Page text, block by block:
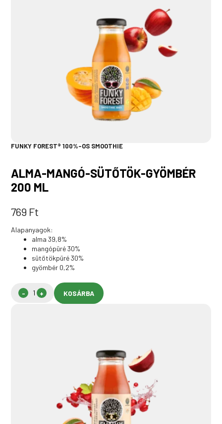
FUNKY FOREST® 100%-OS SMOOTHIE
ALMA-MANGÓ-SÜTŐTÖK-GYÖMBÉR
200 ML
769 Ft
Alapanyagok:
alma 39,8%
mangópüré 30%
sütőtökpüré 30%
gyömbér 0,2%
KOSÁRBA